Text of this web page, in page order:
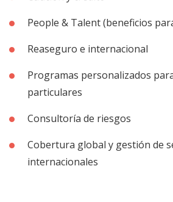
People & Talent (beneficios
Reaseguro e internacional
Programas personalizados
particulares
Consultoría de riesgos
Cobertura global y gestión de
internacionales